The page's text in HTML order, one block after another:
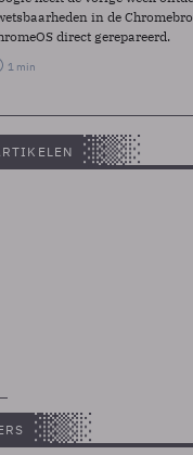
in de
direct gerepareerd.
1 min